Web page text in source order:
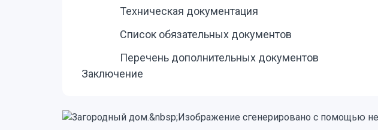
Техническая документация
Список обязательных документов
Перечень дополнительных документов
Заключение